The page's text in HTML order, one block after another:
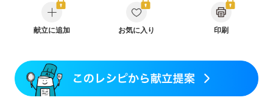
糖尿病性腎症（第１期）
糖尿病性腎症（第２期）
糖尿病性腎症（第３期）
CKD（ステージ１）
CKD（ステージ２）
乳がん（抗がん剤治療中）
味の感じ方が変わった
妊婦健診・体重増加が気になる（初期）
妊婦健診・血圧が気になる（初期）
献立に追加 お気に入り 印刷